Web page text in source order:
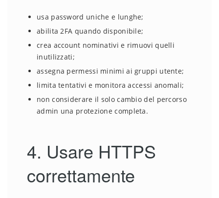
usa password uniche e lunghe;
abilita 2FA quando disponibile;
crea account nominativi e rimuovi quelli
inutilizzati;
assegna permessi minimi ai gruppi utente;
limita tentativi e monitora accessi anomali;
non considerare il solo cambio del percorso
admin una protezione completa.
4. Usare HTTPS
correttamente